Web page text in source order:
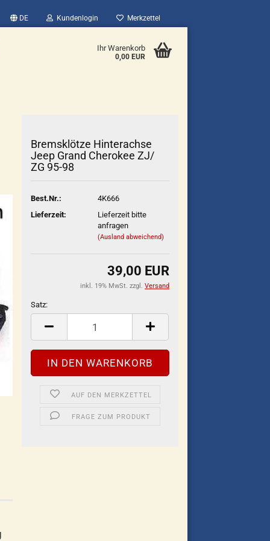
DE Kundenlogin Merkzettel
Ihr Warenkorb
0,00 EUR
Bremsklötze Hinterachse
Jeep Grand Cherokee ZJ/
ZG 95-98
Best.Nr.:
4K666
Lieferzeit:
Lieferzeit bitte
anfragen
(Ausland abweichend)
39,00 EUR
inkl. 19% MwSt. zzgl. Versand
Satz:
Satz
AUF DEN MERKZETTEL
FRAGE ZUM PRODUKT